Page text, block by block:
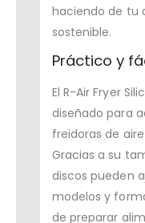
haciendo de tu
sostenible.
Práctico y
El R-Air Fryer
diseñado para
freidoras de
Gracias a su
discos pueden
modelos y
de preparar